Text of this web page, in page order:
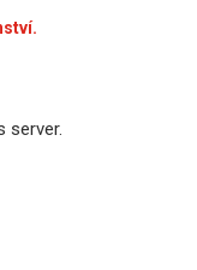
server.